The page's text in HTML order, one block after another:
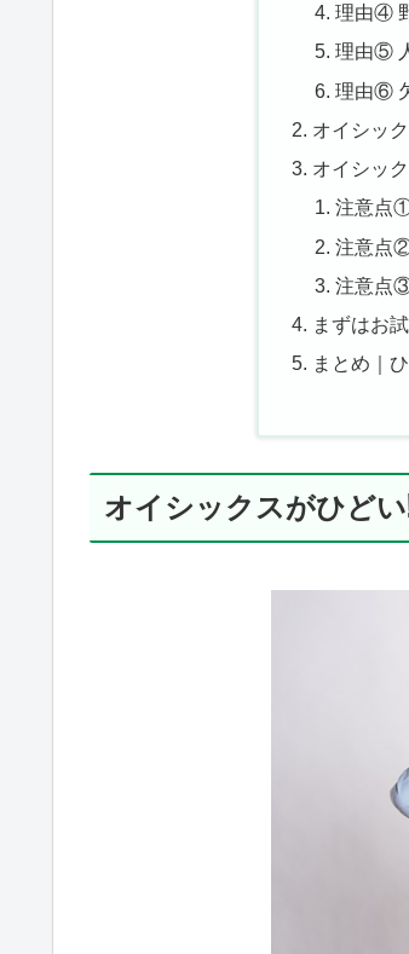
理由④
理由⑤
理由⑥
オイシッ
オイシッ
注意点
注意点
注意点
まずはお
まとめ｜
オイシックスがひど